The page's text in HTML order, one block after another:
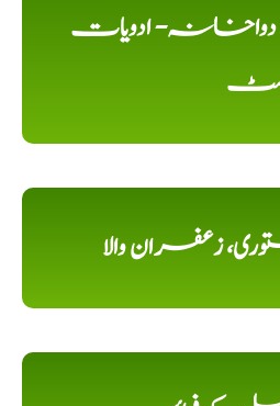
دواخانہ- ادویات
زعفران والا